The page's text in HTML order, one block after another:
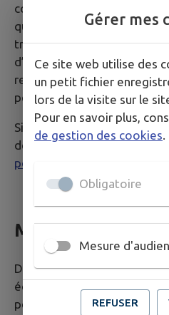
communiquées via le
quelle personne
traitement de la
d’optimisation de la
respect des dispositions
personne qui peut être
Si vous souhaitez plus
de vos données
politique de confidentialité
Mesure
Dans le but de mesurer
équipé d'un système
permettant de collecter
Gérer mes
Ce site web utilise des
un petit fichier
lors de la visite sur le
Pour en savoir plus,
de gestion des cookies
Obligatoire
Mesure
REFUSER